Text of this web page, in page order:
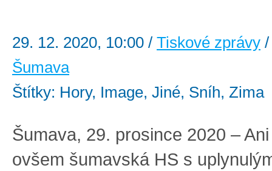
29. 12. 2020, 10:00 / Tiskové zprávy
Šumava
Štítky: Hory, Image, Jiné, Sníh, Zima
Šumava, 29. prosince 2020 –
ovšem šumavská HS s